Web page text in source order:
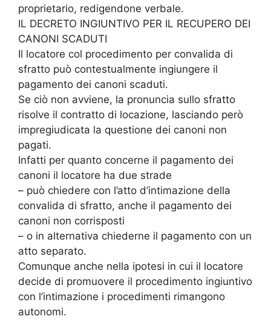
proprietario, redigendone verbale.
IL DECRETO INGIUNTIVO PER IL RECUPERO DEI
CANONI SCADUTI
Il locatore col procedimento per convalida di
sfratto può contestualmente ingiungere il
pagamento dei canoni scaduti.
Se ciò non avviene, la pronuncia sullo sfratto
risolve il contratto di locazione, lasciando però
impregiudicata la questione dei canoni non
pagati.
Infatti per quanto concerne il pagamento dei
canoni il locatore ha due strade
– può chiedere con l’atto d’intimazione della
convalida di sfratto, anche il pagamento dei
canoni non corrisposti
– o in alternativa chiederne il pagamento con un
atto separato.
Comunque anche nella ipotesi in cui il locatore
decide di promuovere il procedimento ingiuntivo
con l’intimazione i procedimenti rimangono
autonomi.